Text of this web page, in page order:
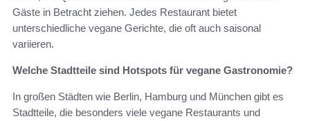
Gäste in Betracht ziehen. Jedes Restaurant bietet
unterschiedliche vegane Gerichte, die oft auch saisonal
variieren.
Welche Stadtteile sind Hotspots für vegane Gastronomie?
In großen Städten wie Berlin, Hamburg und München gibt es
Stadtteile, die besonders viele vegane Restaurants und